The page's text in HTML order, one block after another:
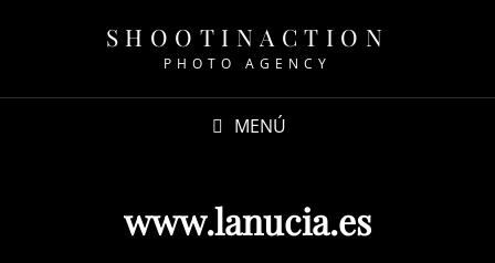
SHOOTINACTION
PHOTO AGENCY
MENÚ
www.lanucia.es